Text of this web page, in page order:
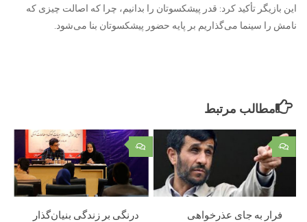
این بازیگر تأکید کرد: قدر پیشکسوتان را بدانیم، چرا که اصالت چیزی که
نامش را سینما می‌گذاریم بر پایه حضور پیشکسوتان بنا می‌شود.
مطالب مرتبط
۰
درنگی بر زندگی بنیان‌گذار
۰
فرار به جای عذرخواهی